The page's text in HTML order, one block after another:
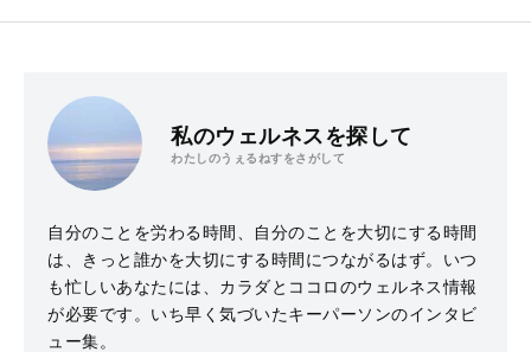
私のウェルネスを探して
わたしのうぇるねすをさがして
自分のことを労わる時間、自分のことを大切にする時間
は、きっと誰かを大切にする時間につながるはず。いつ
も忙しいあなたには、カラダとココロのウェルネス情報
が必要です。いち早く気づいたキーパーソンのインタビ
ュー集。